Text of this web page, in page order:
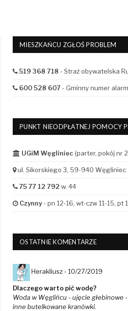
MIESZKAŃCU ZGŁOŚ PROBLEM
519 368 718 - Straż obywatelska
600 528 607- Gminny numer
PUNKT NIEODPŁATNEJ POMOCY
UGiM Węgliniec (parter, pokój nr
ul. Sikorskiego 3, 59-940 Węgliniec
75 77 12 792 w. 44
Czynny- pn 12-16, wt-czw 11-15, pt
OSTATNIE KOMENTARZE
Herakliusz - 10/27/2019
Dlaczego warto pić wodę?
Woda w Węglińcu - ujęcie głebinowe
inne butelkowane kranówki.